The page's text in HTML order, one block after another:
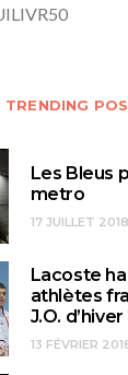
TRENDING
Les Bleus
metro
17 JUILLET 2018
Lacoste
athlètes
J.O.
13 FÉVRIER